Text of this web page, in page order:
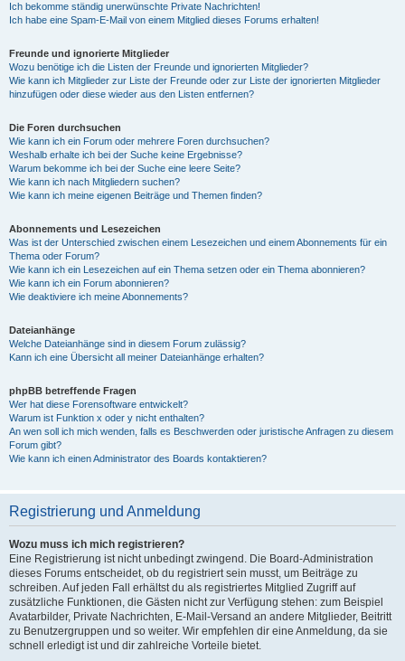
Ich bekomme ständig unerwünschte Private Nachrichten!
Ich habe eine Spam-E-Mail von einem Mitglied dieses Forums erhalten!
Freunde und ignorierte Mitglieder
Wozu benötige ich die Listen der Freunde und ignorierten Mitglieder?
Wie kann ich Mitglieder zur Liste der Freunde oder zur Liste der ignorierten Mitglieder
hinzufügen oder diese wieder aus den Listen entfernen?
Die Foren durchsuchen
Wie kann ich ein Forum oder mehrere Foren durchsuchen?
Weshalb erhalte ich bei der Suche keine Ergebnisse?
Warum bekomme ich bei der Suche eine leere Seite?
Wie kann ich nach Mitgliedern suchen?
Wie kann ich meine eigenen Beiträge und Themen finden?
Abonnements und Lesezeichen
Was ist der Unterschied zwischen einem Lesezeichen und einem Abonnements für ein
Thema oder Forum?
Wie kann ich ein Lesezeichen auf ein Thema setzen oder ein Thema abonnieren?
Wie kann ich ein Forum abonnieren?
Wie deaktiviere ich meine Abonnements?
Dateianhänge
Welche Dateianhänge sind in diesem Forum zulässig?
Kann ich eine Übersicht all meiner Dateianhänge erhalten?
phpBB betreffende Fragen
Wer hat diese Forensoftware entwickelt?
Warum ist Funktion x oder y nicht enthalten?
An wen soll ich mich wenden, falls es Beschwerden oder juristische Anfragen zu diesem
Forum gibt?
Wie kann ich einen Administrator des Boards kontaktieren?
Registrierung und Anmeldung
Wozu muss ich mich registrieren?
Eine Registrierung ist nicht unbedingt zwingend. Die Board-Administration
dieses Forums entscheidet, ob du registriert sein musst, um Beiträge zu
schreiben. Auf jeden Fall erhältst du als registriertes Mitglied Zugriff auf
zusätzliche Funktionen, die Gästen nicht zur Verfügung stehen: zum Beispiel
Avatarbilder, Private Nachrichten, E-Mail-Versand an andere Mitglieder, Beitritt
zu Benutzergruppen und so weiter. Wir empfehlen dir eine Anmeldung, da sie
schnell erledigt ist und dir zahlreiche Vorteile bietet.